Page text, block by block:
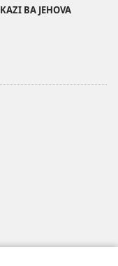
BA JEHOVA